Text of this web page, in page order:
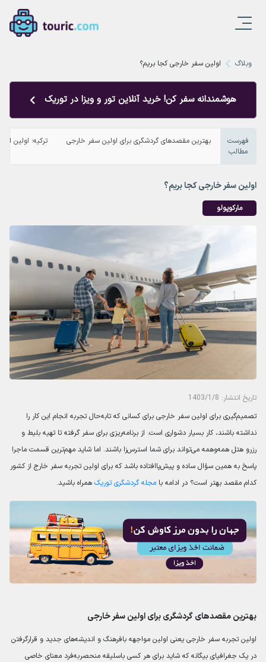
وبلاگ اولین سفر خارجی کجا بریم؟
هوشمندانه سفر کن! خرید آنلاین تور و ویزا در توریک
فهرست
مطالب
بهترین مقصدهای گردشگری برای اولین سفر خارجی ترکیه؛ اولین
اولین سفر خارجی کجا بریم؟
مارکوپولو
تاریخ انتشار: 1403/1/8
تصمیم‌گیری برای اولین سفر خارجی برای کسانی که تا‌به‌حال تجربه انجام این کار را
نداشته باشند، کار بسیار دشواری است. از برنامه‌ریزی برای سفر گرفته تا تهیه بلیط و
رزرو هتل همه‌وهمه می‌تواند برای شما استرس‌زا باشند. اما شاید مهم‌ترین قسمت ماجرا
پاسخ به همین سؤال ساده و پیش‌پاافتاده باشد که برای اولین تجربه سفر خارج از کشور
کدام مقصد بهتر است؟ در ادامه با مجله گردشگری توریک همراه باشید.
بهترین مقصدهای گردشگری برای اولین سفر خارجی
اولین تجربه سفر خارجی یعنی اولین مواجهه بافرهنگ و اندیشه‌های جدید و قرارگرفتن
در یک جغرافیای بیگانه که شاید برای هر کسی باسلیقه منحصربه‌فرد معنای خاصی